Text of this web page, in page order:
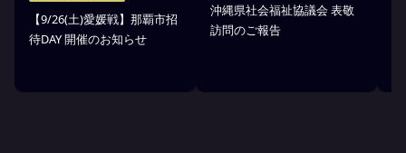
【9/26(土)愛媛戦】那覇市招
待DAY 開催のお知らせ
沖縄県社会福祉協議会 表敬
訪問のご報告